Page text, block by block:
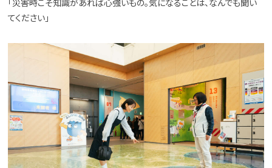
「災害時こそ知識があれば心強いもの。気になることは、なんでも聞い
てください」